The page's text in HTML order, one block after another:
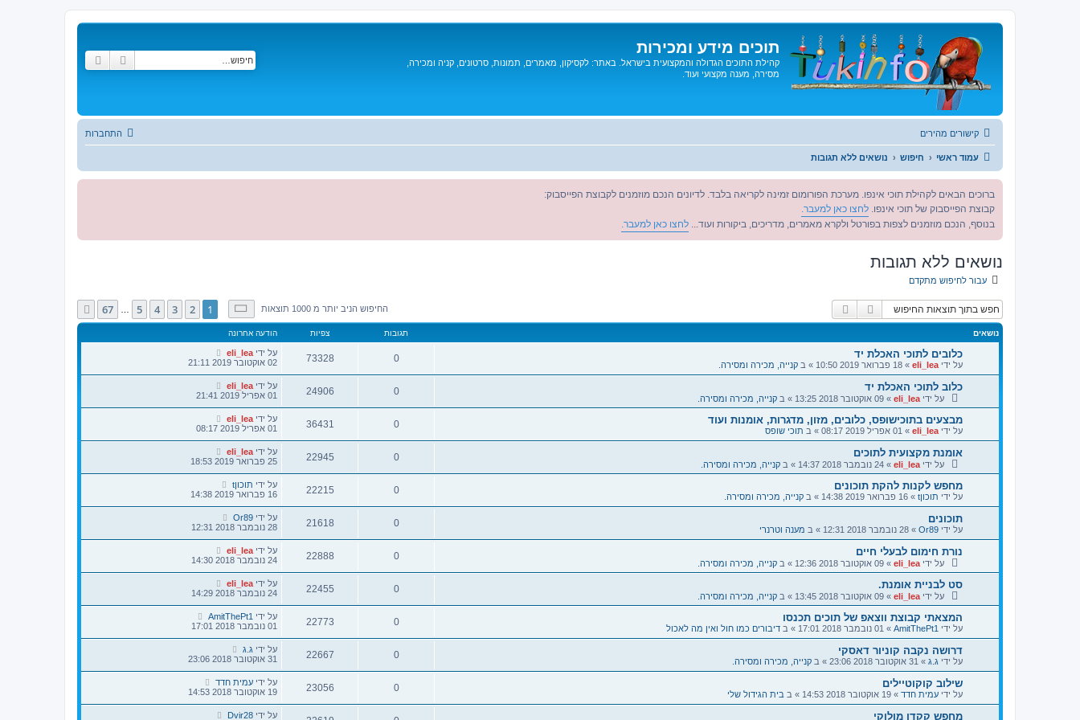
תוכים מידע ומכירות
קהילת התוכים הגדולה והמקצועית בישראל. באתר: לקסיקון, מאמרים, תמונות, סרטונים, קניה ומכירה,
מסירה, מענה מקצועי ועוד.
חיפוש
קישורים מהירים התחברות
עמוד ראשי חיפוש נושאים ללא תגובות
ברוכים הבאים לקהילת תוכי אינפו. מערכת הפורומום זמינה לקריאה בלבד. לדיונים הנכם מוזמנים לקבוצת הפייסבוק:
קבוצת הפייסבוק של תוכי אינפו. לחצו כאן למעבר.
בנוסף, הנכם מוזמנים לצפות בפורטל ולקרא מאמרים, מדריכים, ביקורות ועוד... לחצו כאן למעבר.
נושאים ללא תגובות
עבור לחיפוש מתקדם
חיפוש החיפוש הניב יותר מ 1000 תוצאות דף1מתוך67
1
2
3
4
5
67 הבא
נושאים תגובות צפיות הודעה אחרונה
כלובים לתוכי האכלת יד
על ידי eli_lea
» 18 פברואר 2019 10:50 » ב קנייה, מכירה ומסירה.
0
73328 על ידי eli_lea
02 אוקטובר 2019 21:11
כלוב לתוכי האכלת יד
על ידי eli_lea
» 09 אוקטובר 2018 13:25 » ב קנייה, מכירה ומסירה.
0
24906 על ידי eli_lea
01 אפריל 2019 21:41
מבצעים בתוכישופס, כלובים, מזון, מדגרות, אומנות ועוד
על ידי eli_lea
» 01 אפריל 2019 08:17 » ב תוכי שופס
0
36431 על ידי eli_lea
01 אפריל 2019 08:17
אומנת מקצועית לתוכים
על ידי eli_lea
» 24 נובמבר 2018 14:37 » ב קנייה, מכירה ומסירה.
0
22945 על ידי eli_lea
25 פברואר 2019 18:53
מחפש לקנות להקת תוכונים
על ידי תוכוןt » 16 פברואר 2019 14:38 » ב קנייה, מכירה ומסירה.
0
22215 על ידי תוכוןt
16 פברואר 2019 14:38
תוכונים
על ידי Or89
» 28 נובמבר 2018 12:31 » ב מענה וטרנרי
0
21618 על ידי Or89
28 נובמבר 2018 12:31
נורת חימום לבעלי חיים
על ידי eli_lea
» 09 אוקטובר 2018 12:36 » ב קנייה, מכירה ומסירה.
0
22888 על ידי eli_lea
24 נובמבר 2018 14:30
סט לבניית אומנת.
על ידי eli_lea
» 09 אוקטובר 2018 13:45 » ב קנייה, מכירה ומסירה.
0
22455 על ידי eli_lea
24 נובמבר 2018 14:29
המצאתי קבוצת ווצאפ של תוכים תכנסו
על ידי AmitThePt1
» 01 נובמבר 2018 17:01 » ב דיבורים כמו חול ואין מה לאכול
0
22773 על ידי AmitThePt1
01 נובמבר 2018 17:01
דרושה נקבה קוניור דאסקי
על ידי ג.ג » 31 אוקטובר 2018 23:06 » ב קנייה, מכירה ומסירה.
0
22667 על ידי ג.ג
31 אוקטובר 2018 23:06
שילוב קוקוטיילים
על ידי עמית חדד » 19 אוקטובר 2018 14:53 » ב בית הגידול שלי
0
23056 על ידי עמית חדד
19 אוקטובר 2018 14:53
מחפש קקדו מולוקי על ידי Dvir28